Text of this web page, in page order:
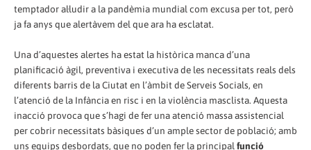
temptador al·ludir a la pandèmia mundial com excusa per tot, però
ja fa anys que alertàvem del que ara ha esclatat.
Una d’aquestes alertes ha estat la històrica manca d’una
planificació àgil, preventiva i executiva de les necessitats reals dels
diferents barris de la Ciutat en l’àmbit de Serveis Socials, en
l’atenció de la Infància en risc i en la violència masclista. Aquesta
inacció provoca que s’hagi de fer una atenció massa assistencial
per cobrir necessitats bàsiques d’un ample sector de població; amb
uns equips desbordats, que no poden fer la principal funció